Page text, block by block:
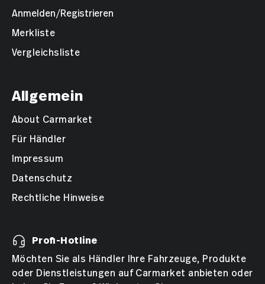
Anmelden/Registrieren
Merkliste
Vergleichsliste
Allgemein
About Carmarket
Für Händler
Impressum
Datenschutz
Rechtliche Hinweise
Profi-Hotline
Möchten Sie als Händler Ihre Fahrzeuge, Produkte
oder Dienstleistungen auf Carmarket anbieten oder